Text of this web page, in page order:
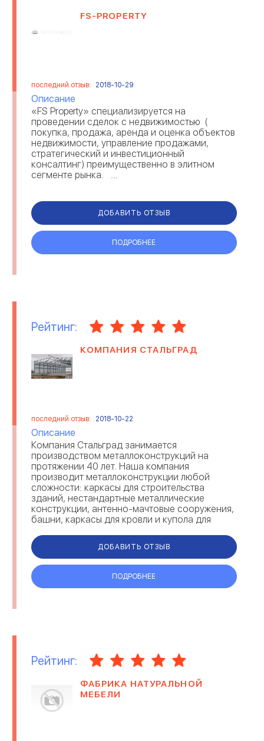
FS-PROPERTY
последний отзыв: 2018-10-29
Описание
«FS Property» специализируется на
проведении сделок с недвижимостью (
покупка, продажа, аренда и оценка объектов
недвижимости, управление продажами,
стратегический и инвестиционный
консалтинг) преимущественно в элитном
сегменте рынка. ...
ДОБАВИТЬ ОТЗЫВ
ПОДРОБНЕЕ
Рейтинг:
КОМПАНИЯ СТАЛЬГРАД
последний отзыв: 2018-10-22
Описание
Компания Стальград занимается
производством металлоконструкций на
протяжении 40 лет. Наша компания
производит металлоконструкции любой
сложности: каркасы для строительства
зданий, нестандартные металлические
конструкции, антенно-мачтовые сооружения,
башни, каркасы для кровли и купола для
общественных, производственных и жилых
зданий, платформы и конструкции дл...
ДОБАВИТЬ ОТЗЫВ
ПОДРОБНЕЕ
Рейтинг:
ФАБРИКА НАТУРАЛЬНОЙ
МЕБЕЛИ